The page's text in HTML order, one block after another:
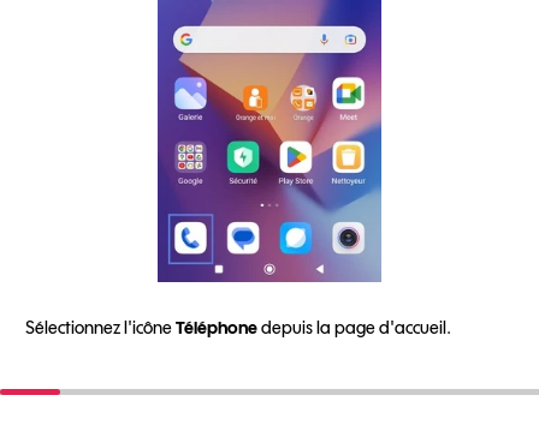
Sélectionnez l'icôneTéléphonedepuis la page d'accueil.